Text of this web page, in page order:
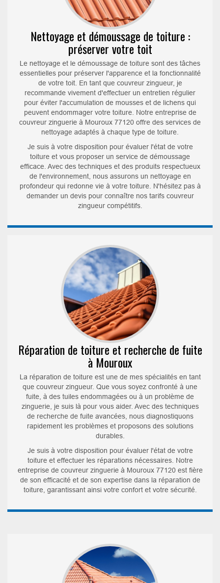
Nettoyage et démoussage de toiture :
préserver votre toit
Le nettoyage et le démoussage de toiture sont des tâches
essentielles pour préserver l'apparence et la fonctionnalité
de votre toit. En tant que couvreur zingueur, je
recommande vivement d'effectuer un entretien régulier
pour éviter l'accumulation de mousses et de lichens qui
peuvent endommager votre toiture. Notre entreprise de
couvreur zinguerie à Mouroux 77120 offre des services de
nettoyage adaptés à chaque type de toiture.
Je suis à votre disposition pour évaluer l'état de votre
toiture et vous proposer un service de démoussage
efficace. Avec des techniques et des produits respectueux
de l'environnement, nous assurons un nettoyage en
profondeur qui redonne vie à votre toiture. N'hésitez pas à
demander un devis pour connaître nos tarifs couvreur
zingueur compétitifs.
Réparation de toiture et recherche de fuite
à Mouroux
La réparation de toiture est une de mes spécialités en tant
que couvreur zingueur. Que vous soyez confronté à une
fuite, à des tuiles endommagées ou à un problème de
zinguerie, je suis là pour vous aider. Avec des techniques
de recherche de fuite avancées, nous diagnostiquons
rapidement les problèmes et proposons des solutions
durables.
Je suis à votre disposition pour évaluer l'état de votre
toiture et effectuer les réparations nécessaires. Notre
entreprise de couvreur zinguerie à Mouroux 77120 est fière
de son efficacité et de son expertise dans la réparation de
toiture, garantissant ainsi votre confort et votre sécurité.